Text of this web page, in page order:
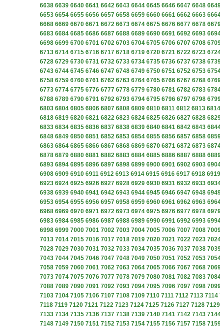
6638 6639 6640 6641 6642 6643 6644 6645 6646 6647 6648
6653 6654 6655 6656 6657 6658 6659 6660 6661 6662 6663
6668 6669 6670 6671 6672 6673 6674 6675 6676 6677 6678
6683 6684 6685 6686 6687 6688 6689 6690 6691 6692 6693
6698 6699 6700 6701 6702 6703 6704 6705 6706 6707 6708
6713 6714 6715 6716 6717 6718 6719 6720 6721 6722 6723
6728 6729 6730 6731 6732 6733 6734 6735 6736 6737 6738
6743 6744 6745 6746 6747 6748 6749 6750 6751 6752 6753
6758 6759 6760 6761 6762 6763 6764 6765 6766 6767 6768
6773 6774 6775 6776 6777 6778 6779 6780 6781 6782 6783
6788 6789 6790 6791 6792 6793 6794 6795 6796 6797 6798
6803 6804 6805 6806 6807 6808 6809 6810 6811 6812 6813 6814
6818 6819 6820 6821 6822 6823 6824 6825 6826 6827 6828
6833 6834 6835 6836 6837 6838 6839 6840 6841 6842 6843
6848 6849 6850 6851 6852 6853 6854 6855 6856 6857 6858
6863 6864 6865 6866 6867 6868 6869 6870 6871 6872 6873
6878 6879 6880 6881 6882 6883 6884 6885 6886 6887 6888
6893 6894 6895 6896 6897 6898 6899 6900 6901 6902 6903
6908 6909 6910 6911 6912 6913 6914 6915 6916 6917 6918 6919
6923 6924 6925 6926 6927 6928 6929 6930 6931 6932 6933
6938 6939 6940 6941 6942 6943 6944 6945 6946 6947 6948
6953 6954 6955 6956 6957 6958 6959 6960 6961 6962 6963
6968 6969 6970 6971 6972 6973 6974 6975 6976 6977 6978
6983 6984 6985 6986 6987 6988 6989 6990 6991 6992 6993
6998 6999 7000 7001 7002 7003 7004 7005 7006 7007 7008
7013 7014 7015 7016 7017 7018 7019 7020 7021 7022 7023
7028 7029 7030 7031 7032 7033 7034 7035 7036 7037 7038
7043 7044 7045 7046 7047 7048 7049 7050 7051 7052 7053
7058 7059 7060 7061 7062 7063 7064 7065 7066 7067 7068
7073 7074 7075 7076 7077 7078 7079 7080 7081 7082 7083
7088 7089 7090 7091 7092 7093 7094 7095 7096 7097 7098
7103 7104 7105 7106 7107 7108 7109 7110 7111 7112 7113 7114
7118 7119 7120 7121 7122 7123 7124 7125 7126 7127 7128 7129
7133 7134 7135 7136 7137 7138 7139 7140 7141 7142 7143
7148 7149 7150 7151 7152 7153 7154 7155 7156 7157 7158